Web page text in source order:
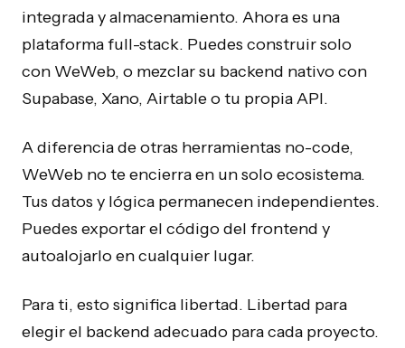
integrada y almacenamiento. Ahora es una
plataforma full-stack. Puedes construir solo
con WeWeb, o mezclar su backend nativo con
Supabase, Xano, Airtable o tu propia API.
A diferencia de otras herramientas no-code,
WeWeb no te encierra en un solo ecosistema.
Tus datos y lógica permanecen independientes.
Puedes exportar el código del frontend y
autoalojarlo en cualquier lugar.
Para ti, esto significa libertad. Libertad para
elegir el backend adecuado para cada proyecto.